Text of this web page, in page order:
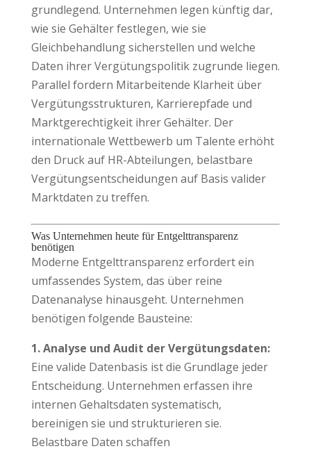
grundlegend. Unternehmen legen künftig dar,
wie sie Gehälter festlegen, wie sie
Gleichbehandlung sicherstellen und welche
Daten ihrer Vergütungspolitik zugrunde liegen.
Parallel fordern Mitarbeitende Klarheit über
Vergütungsstrukturen, Karrierepfade und
Marktgerechtigkeit ihrer Gehälter. Der
internationale Wettbewerb um Talente erhöht
den Druck auf HR-Abteilungen, belastbare
Vergütungsentscheidungen auf Basis valider
Marktdaten zu treffen.
Was Unternehmen heute für Entgelttransparenz
benötigen
Moderne Entgelttransparenz erfordert ein
umfassendes System, das über reine
Datenanalyse hinausgeht. Unternehmen
benötigen folgende Bausteine:
1. Analyse und Audit der Vergütungsdaten:
Eine valide Datenbasis ist die Grundlage jeder
Entscheidung. Unternehmen erfassen ihre
internen Gehaltsdaten systematisch,
bereinigen sie und strukturieren sie.
Belastbare Daten schaffen